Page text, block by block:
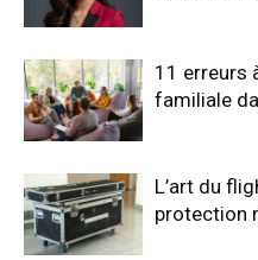
11 erreurs
familiale
L’art du
protection